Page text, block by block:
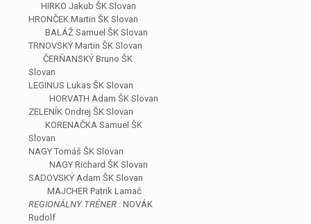
HIRKO Jakub ŠK Slovan
HRONČEK Martin ŠK Slovan
BALÁŽ Samuel ŠK Slovan
TRNOVSKÝ Martin ŠK Slovan
ČERŇANSKÝ Bruno ŠK
Slovan
LEGINUS Lukas ŠK Slovan
HORVATH Adam ŠK Slovan
ZELENÍK Ondrej ŠK Slovan
KORENAČKA Samuel ŠK
Slovan
NAGY Tomáš ŠK Slovan
NAGY Richard ŠK Slovan
SADOVSKÝ Adam ŠK Slovan
MAJCHER Patrik Lamač
REGIONÁLNY TRÉNER : NOVÁK
Rudolf